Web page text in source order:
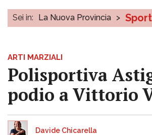
Sei in: La Nuova Provincia > Sport
ARTI MARZIALI
Polisportiva
podio a Vittorio
Davide Chicarella